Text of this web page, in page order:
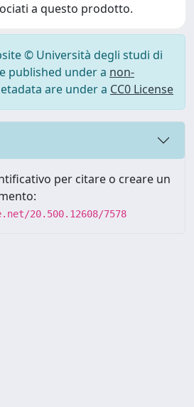
a questo prodotto.
© Università degli studi di
published under a non-
are under a CC0 License
per citare o creare un
20.500.12608/7578